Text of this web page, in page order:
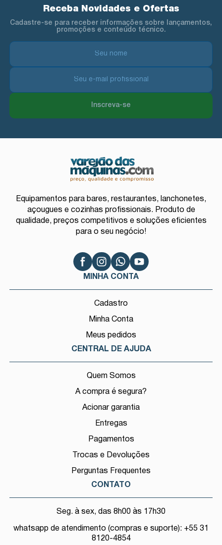
Receba Novidades e Ofertas
Cadastre-se para receber informações sobre lançamentos,
promoções e conteúdo técnico.
Inscreva-se
Equipamentos para bares, restaurantes, lanchonetes,
açougues e cozinhas profissionais. Produto de
qualidade, preços competitivos e soluções eficientes
para o seu negócio!
MINHA CONTA
Cadastro
Minha Conta
Meus pedidos
CENTRAL DE AJUDA
Quem Somos
A compra é segura?
Acionar garantia
Entregas
Pagamentos
Trocas e Devoluções
Perguntas Frequentes
CONTATO
Seg. à sex, das 8h00 às 17h30
whatsapp de atendimento (compras e suporte): +55 31
8120-4854